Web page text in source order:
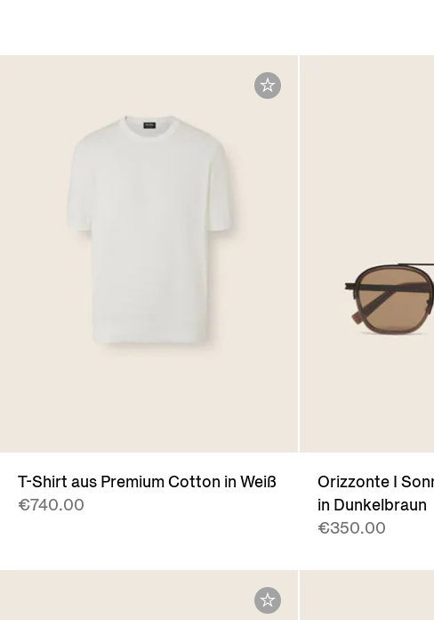
T-Shirt aus Premium Cotton in Weiß
€740.00
Orizzonte I
in Dunkelbraun
€350.00